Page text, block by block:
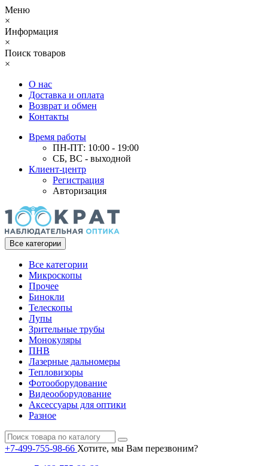
Меню
×
Информация
×
Поиск товаров
×
О нас
Доставка и оплата
Возврат и обмен
Контакты
Время работы
ПН-ПТ: 10:00 - 19:00
СБ, ВС - выходной
Клиент-центр
Регистрация
Авторизация
Все категории
Все категории
Микроскопы
Прочее
Бинокли
Телескопы
Лупы
Зрительные трубы
Монокуляры
ПНВ
Лазерные дальномеры
Тепловизоры
Фотооборудование
Видеооборудование
Аксессуары для оптики
Разное
+7-499-755-98-66 Хотите, мы Вам перезвоним?